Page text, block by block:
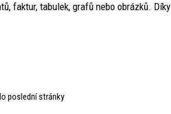
faktur, tabulek, grafů nebo obrázků.
poslední stránky